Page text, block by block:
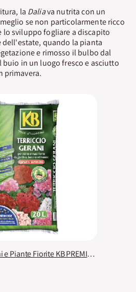
la Daliava nutrita con un
se non particolarmente ricco
lo sviluppo fogliare a discapito
quando la pianta
e rimosso il bulbo dal
in un luogo fresco e asciutto
primavera.
Terriccio Gerani e Piante Fiorite KB PREMIUM